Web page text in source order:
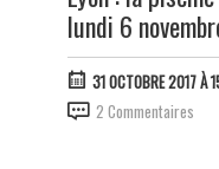
lundi 6
31 OCTOBRE 2017 À
2 Commentaires